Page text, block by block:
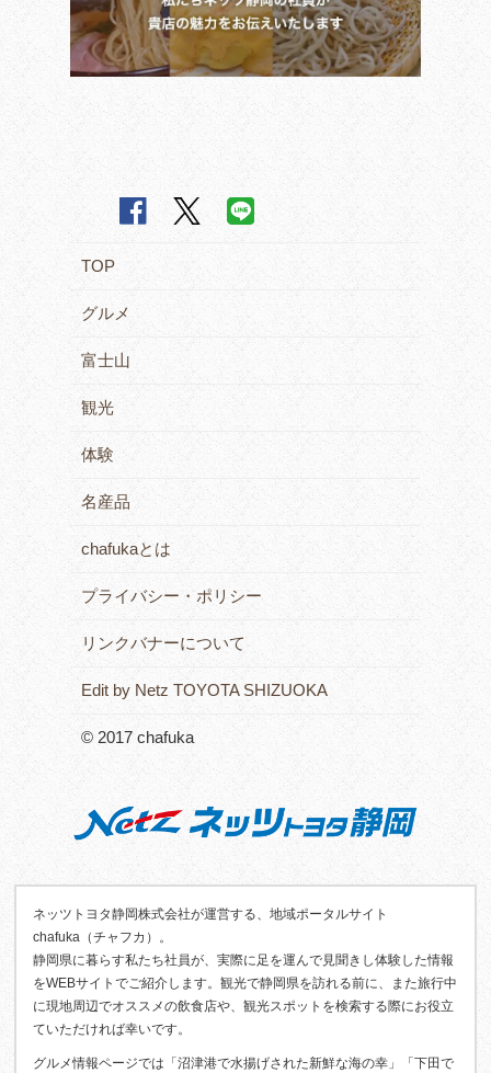
TOP
グルメ
富士山
観光
体験
名産品
chafukaとは
プライバシー・ポリシー
リンクバナーについて
Edit by Netz TOYOTA SHIZUOKA
© 2017 chafuka
ネッツトヨタ静岡株式会社が運営する、地域ポータルサイト
chafuka（チャフカ）。
静岡県に暮らす私たち社員が、実際に足を運んで見聞きし体験した情報
をWEBサイトでご紹介します。観光で静岡県を訪れる前に、また旅行中
に現地周辺でオススメの飲食店や、観光スポットを検索する際にお役立
ていただければ幸いです。
グルメ情報ページでは「沼津港で水揚げされた新鮮な海の幸」「下田で